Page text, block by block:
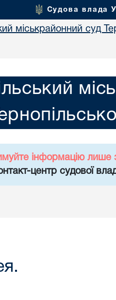
Судова влада
міськрайонний суд
інформацію лише
центр судової